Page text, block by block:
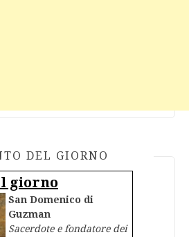
DEL GIORNO
giorno
San Domenico di
Guzman
Sacerdote e fondatore dei